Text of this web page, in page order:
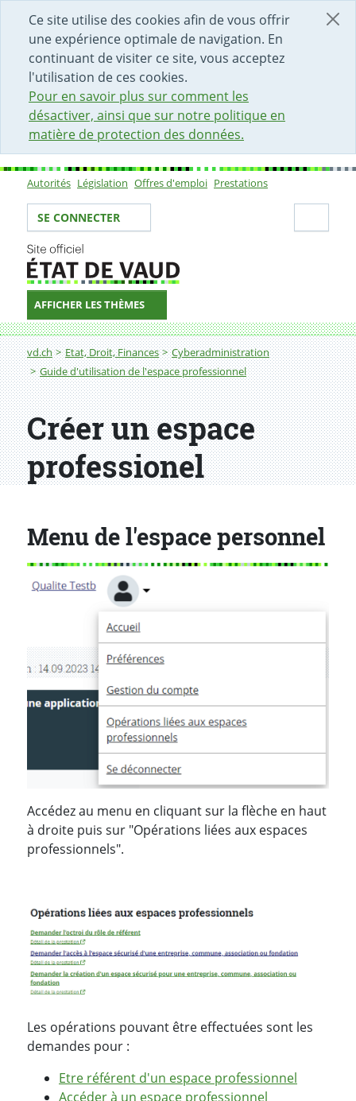
Ce site utilise des cookies afin de vous offrir
une expérience optimale de navigation. En
continuant de visiter ce site, vous acceptez
l'utilisation de ces cookies.
Pour en savoir plus sur comment les
désactiver, ainsi que sur notre politique en
matière de protection des données.
DÉBUT DU CONTENU DE LA PAGE
ACCÈS AU CHAMP DE RECHERCHE
PAGE D'ACCUEIL
FORMULAIRE DE CONTACT
Sous-navigation
Autorités Législation Offres d'emploi Prestations
Votre identité
SE CONNECTER
AFFICHER LES THÈMES
Fil d'Ariane
vd.ch Etat, Droit, Finances
Cyberadministration
Guide d'utilisation de l'espace professionnel
Créer un espace professionel
Créer un espace
professionel
Menu de l'espace personnel
Accédez au menu en cliquant sur la flèche en haut
à droite puis sur "Opérations liées aux espaces
professionnels".
Les opérations pouvant être effectuées sont les
demandes pour :
Etre référent d'un espace professionnel
Accéder à un espace professionnel